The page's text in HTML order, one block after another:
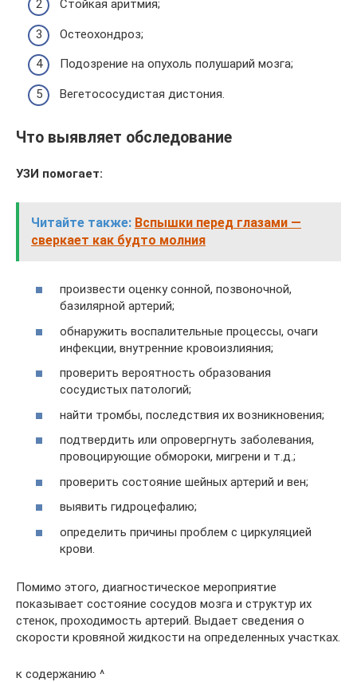
Стойкая аритмия;
Остеохондроз;
Подозрение на опухоль полушарий мозга;
Вегетососудистая дистония.
Что выявляет обследование
УЗИ помогает:
Читайте также: Вспышки перед глазами —
сверкает как будто молния
произвести оценку сонной, позвоночной,
базилярной артерий;
обнаружить воспалительные процессы, очаги
инфекции, внутренние кровоизлияния;
проверить вероятность образования
сосудистых патологий;
найти тромбы, последствия их возникновения;
подтвердить или опровергнуть заболевания,
провоцирующие обмороки, мигрени и т.д.;
проверить состояние шейных артерий и вен;
выявить гидроцефалию;
определить причины проблем с циркуляцией
крови.
Помимо этого, диагностическое мероприятие
показывает состояние сосудов мозга и структур их
стенок, проходимость артерий. Выдает сведения о
скорости кровяной жидкости на определенных участках.
к содержанию ^